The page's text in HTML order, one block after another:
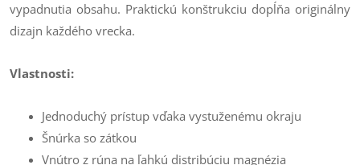
vypadnutia obsahu. Praktickú konštrukciu dopĺňa originálny
dizajn každého vrecka.
Vlastnosti:
Jednoduchý prístup vďaka vystuženému okraju
Šnúrka so zátkou
Vnútro z rúna na ľahkú distribúciu magnézia